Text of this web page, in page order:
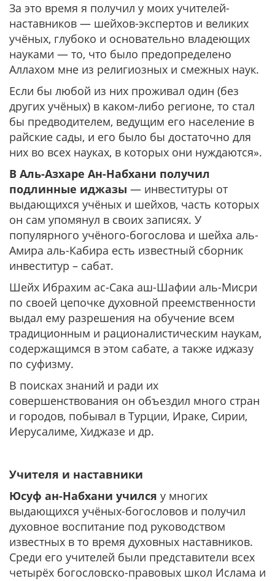
За это время я получил у моих учителей-
наставников — шейхов-экспертов и великих
учёных, глубоко и основательно владеющих
науками — то, что было предопределено
Аллахом мне из религиозных и смежных наук.
Если бы любой из них проживал один (без
других учёных) в каком-либо регионе, то стал
бы предводителем, ведущим его население в
райские сады, и его было бы достаточно для
них во всех науках, в которых они нуждаются».
В Аль-Азхаре Ан-Набхани получил
подлинные иджазы — инвеституры от
выдающихся учёных и шейхов, часть которых
он сам упомянул в своих записях. У
популярного учёного-богослова и шейха аль-
Амира аль-Кабира есть известный сборник
инвеститур – сабат.
Шейх Ибрахим ас-Сака аш-Шафии аль-Мисри
по своей цепочке духовной преемственности
выдал ему разрешения на обучение всем
традиционным и рационалистическим наукам,
содержащимся в этом сабате, а также иджазу
по суфизму.
В поисках знаний и ради их
совершенствования он объездил много стран
и городов, побывал в Турции, Ираке, Сирии,
Иерусалиме, Хиджазе и др.
Учителя и наставники
Юсуф ан-Набхани учился у многих
выдающихся учёных-богословов и получил
духовное воспитание под руководством
известных в то время духовных наставников.
Среди его учителей были представители всех
четырёх богословско-правовых школ Ислама и